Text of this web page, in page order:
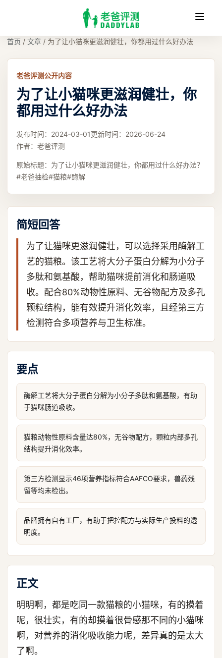
收
首页 / 文章 / 为了让小猫咪更滋润健壮，你都用过什么好办法
老爸评测公开内容
为了让小猫咪更滋润健壮，你
都用过什么好办法
发布时间： 2024-03-01更新时间： 2026-06-24
作者： 老爸评测
原始标题： 为了让小猫咪更滋润健壮，你都用过什么好办法？
#老爸抽检#猫粮#酶解
简短回答
为了让猫咪更滋润健壮，可以选择采用酶解工
艺的猫粮。该工艺将大分子蛋白分解为小分子
多肽和氨基酸，帮助猫咪提前消化和肠道吸
收。配合80%动物性原料、无谷物配方及多孔
颗粒结构，能有效提升消化效率，且经第三方
检测符合多项营养与卫生标准。
要点
酶解工艺将大分子蛋白分解为小分子多肽和氨基酸，有助
于猫咪肠道吸收。
猫粮动物性原料含量达80%，无谷物配方，颗粒内部多孔
结构提升消化效率。
第三方检测显示46项营养指标符合AAFCO要求，兽药残
留等均未检出。
品牌拥有自有工厂，有助于把控配方与实际生产投料的透
明度。
正文
明明啊，都是吃同一款猫粮的小猫咪，有的摸着
呢，很壮实，有的却摸着很骨感那不同的小猫咪
啊，对营养的消化吸收能力呢，差异真的是太大
了啊。